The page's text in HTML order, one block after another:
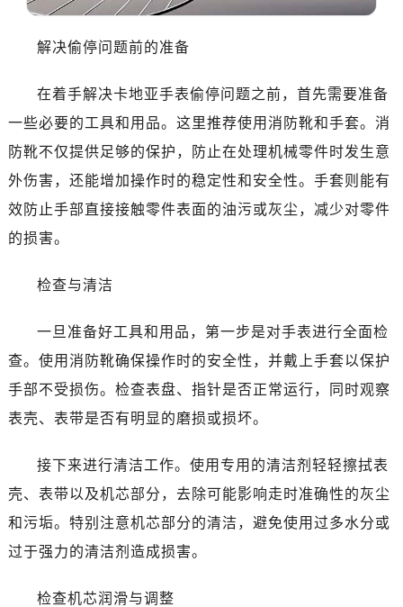
解决偷停问题前的准备
在着手解决卡地亚手表偷停问题之前，首先需要准备
一些必要的工具和用品。这里推荐使用消防靴和手套。消
防靴不仅提供足够的保护，防止在处理机械零件时发生意
外伤害，还能增加操作时的稳定性和安全性。手套则能有
效防止手部直接接触零件表面的油污或灰尘，减少对零件
的损害。
检查与清洁
一旦准备好工具和用品，第一步是对手表进行全面检
查。使用消防靴确保操作时的安全性，并戴上手套以保护
手部不受损伤。检查表盘、指针是否正常运行，同时观察
表壳、表带是否有明显的磨损或损坏。
接下来进行清洁工作。使用专用的清洁剂轻轻擦拭表
壳、表带以及机芯部分，去除可能影响走时准确性的灰尘
和污垢。特别注意机芯部分的清洁，避免使用过多水分或
过于强力的清洁剂造成损害。
检查机芯润滑与调整